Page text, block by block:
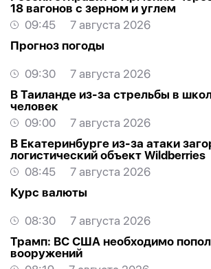
18 вагонов с зерном и углем
09:45
7 августа 2026
Прогноз погоды
09:30
7 августа 2026
В Таиланде из-за стрельбы в
человек
09:00
7 августа 2026
В Екатеринбурге из-за атаки
логистический объект Wildberries
08:45
7 августа 2026
Курс валюты
08:30
7 августа 2026
Трамп: ВС США необходимо
вооружений